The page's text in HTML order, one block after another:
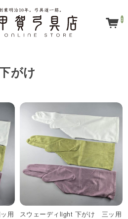
0
がけ
用 スウェーディlight 下がけ 三ッ用